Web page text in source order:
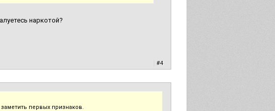
наркотой?
#4
первых признаков.